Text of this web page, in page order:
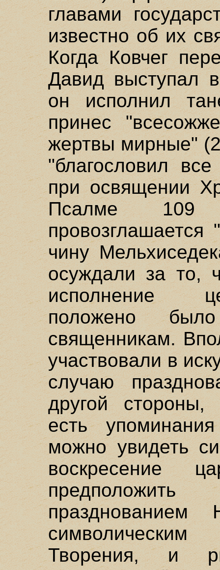
главами
известно об их
Когда Ковчег
Давид выступал
он исполнил
принес
жертвы мирные"
"благословил
при освящении
Псалме
чину
осуждали за то,
исполнение
положено
священникам.
участвовали в
случаю
другой
есть
можно увидеть
воскресение
Творения, и